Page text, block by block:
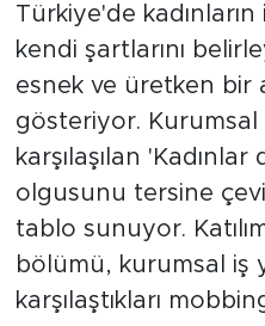
Türkiye'de
kendi şartlarını
esnek ve üretken bir
gösteriyor. Kurumsal
karşılaşılan
olgusunu tersine
tablo sunuyor.
bölümü, kurumsal iş
karşılaştıkları